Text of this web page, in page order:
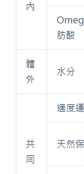
內
肪酸
體
外
水分
共
同
適度
天然